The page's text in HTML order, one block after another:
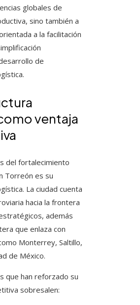
globales de
sino también a
a la facilitación
de
ventaja
del fortalecimiento
Torreón es su
La ciudad cuenta
hacia la frontera
además
que enlaza con
Monterrey, Saltillo,
de México.
que han reforzado su
sobresalen: